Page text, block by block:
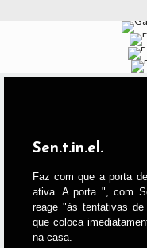
Sen.t.in.el.
Faz com que a porta
ativa. A porta ", com
reage "às tentativas
que coloca
na casa.